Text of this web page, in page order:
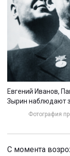
Евгений Иванов,
Зырин наблюдают
Фотография
С момента